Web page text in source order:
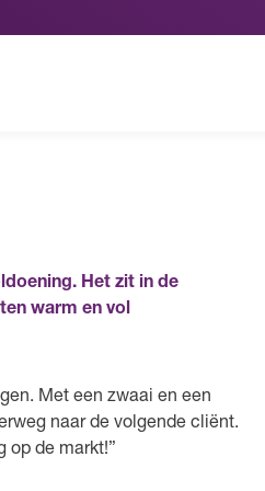
Het zit in de
warm en vol
Met een zwaai en een
naar de volgende cliënt.
op de markt!”